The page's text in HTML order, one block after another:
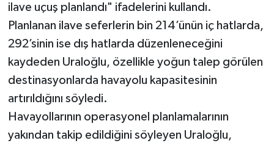
ilave uçuş planlandı" ifadelerini kullandı.
Planlanan ilave seferlerin bin 214’ünün iç hatlarda,
292’sinin ise dış hatlarda düzenleneceğini
kaydeden Uraloğlu, özellikle yoğun talep görülen
destinasyonlarda havayolu kapasitesinin
artırıldığını söyledi.
Havayollarının operasyonel planlamalarının
yakından takip edildiğini söyleyen Uraloğlu,